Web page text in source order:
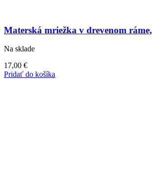
Materská mriežka v drevenom
Na sklade
17,00 €
Pridať do košíka